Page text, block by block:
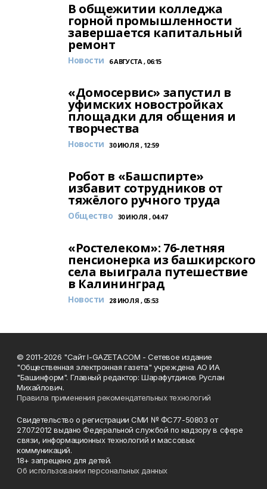
В общежитии колледжа
горной промышленности
завершается капитальный
ремонт
Новости 6 АВГУСТА , 06:15
«Домосервис» запустил в
уфимских новостройках
площадки для общения и
творчества
Новости 30 ИЮЛЯ , 12:59
Робот в «Башспирте»
избавит сотрудников от
тяжёлого ручного труда
Общество 30 ИЮЛЯ , 04:47
«Ростелеком»: 76-летняя
пенсионерка из башкирского
села выиграла путешествие
в Калининград
Новости 28 ИЮЛЯ , 05:53
© 2011-2026 "Сайт I-GAZETA.COM - Сетевое издание
"Общественная электронная газета" учреждена АО ИА
"Башинформ". Главный редактор: Шарафутдинов Руслан
Михайлович.
Правила применения рекомендательных технологий
Свидетельство о регистрации СМИ № ФС77-50803 от
27.07.2012 выдано Федеральной службой по надзору в сфере
связи, информационных технологий и массовых
коммуникаций.
18+ запрещено для детей.
Об использовании персональных данных